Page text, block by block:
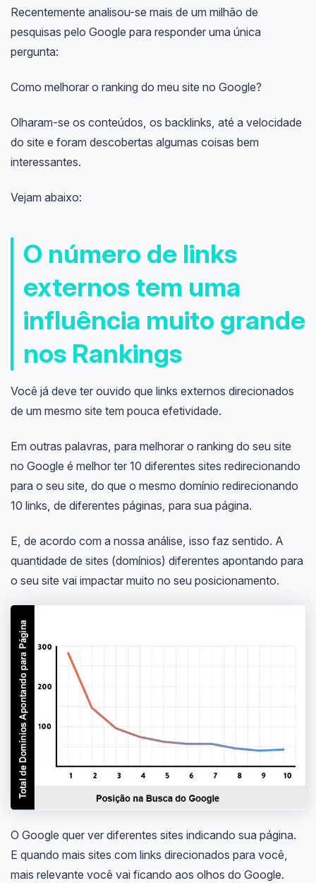
Recentemente analisou-se mais de um milhão de
pesquisas pelo Google para responder uma única
pergunta:
Como melhorar o ranking do meu site no Google?
Olharam-se os conteúdos, os backlinks, até a velocidade
do site e foram descobertas algumas coisas bem
interessantes.
Vejam abaixo:
O número de links
externos tem uma
influência muito grande
nos Rankings
Você já deve ter ouvido que links externos direcionados
de um mesmo site tem pouca efetividade.
Em outras palavras, para melhorar o ranking do seu site
no Google é melhor ter 10 diferentes sites redirecionando
para o seu site, do que o mesmo domínio redirecionando
10 links, de diferentes páginas, para sua página.
E, de acordo com a nossa análise, isso faz sentido. A
quantidade de sites (domínios) diferentes apontando para
o seu site vai impactar muito no seu posicionamento.
O Google quer ver diferentes sites indicando sua página.
E quando mais sites com links direcionados para você,
mais relevante você vai ficando aos olhos do Google.